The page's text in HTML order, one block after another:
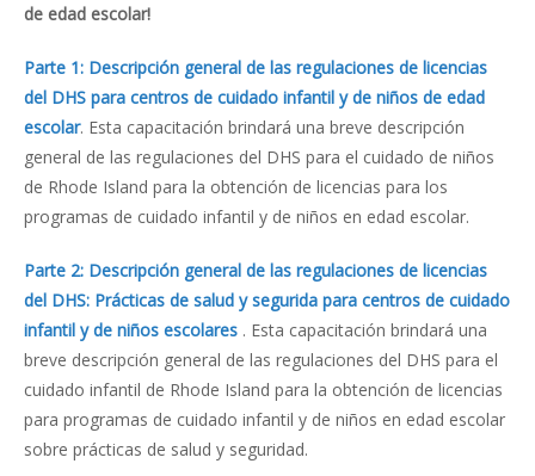
de edad escolar!
Parte 1: Descripción general de las regulaciones de licencias
del DHS para centros de cuidado infantil y de niños de edad
escolar. Esta capacitación brindará una breve descripción
general de las regulaciones del DHS para el cuidado de niños
de Rhode Island para la obtención de licencias para los
programas de cuidado infantil y de niños en edad escolar.
Parte 2: Descripción general de las regulaciones de licencias
del DHS: Prácticas de salud y segurida para centros de cuidado
infantil y de niños escolares . Esta capacitación brindará una
breve descripción general de las regulaciones del DHS para el
cuidado infantil de Rhode Island para la obtención de licencias
para programas de cuidado infantil y de niños en edad escolar
sobre prácticas de salud y seguridad.